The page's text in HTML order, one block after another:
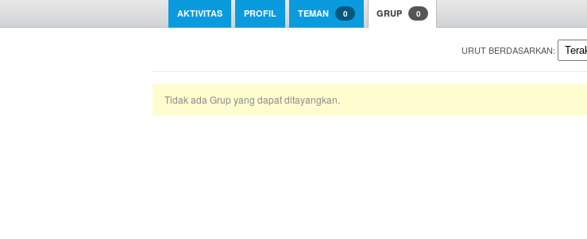
AKTIVITAS PROFIL TEMAN 0 GRUP 0
URUT BERDASARKAN:
Tidak ada Grup yang dapat ditayangkan.